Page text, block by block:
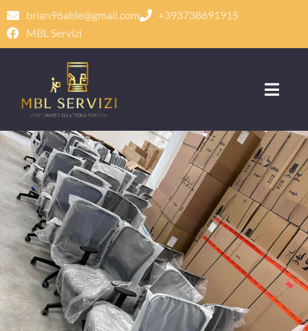
brian96able@gmail.com
+393738691915
MBL Servizi